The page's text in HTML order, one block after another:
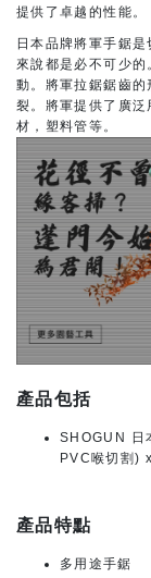
提供了卓越的性能。
日本品牌將軍手鋸
來說都是必不可少
動。將軍拉鋸鋸齒
裂。將軍提供了廣
材，塑料管等。
產品包括
SHOGUN 日
PVC喉切割)
產品特點
多用途手鋸